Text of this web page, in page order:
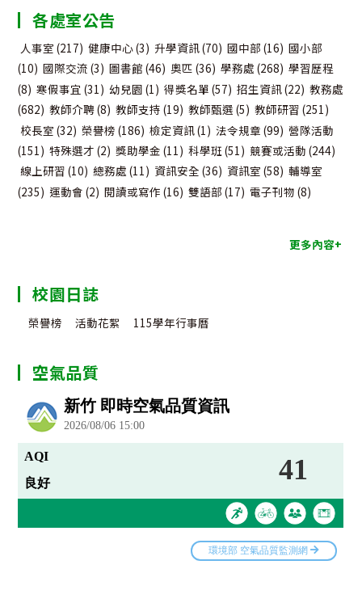
類
各處室公告
人事室 (217) 健康中心(3) 升學資訊(70) 國中部 (16) 國小部
(10) 國際交流 (3) 圖書館 (46) 奧匹 (36) 學務處 (268) 學習歷程
(8) 寒假事宜 (31) 幼兒園 (1) 得獎名單 (57) 招生資訊(22) 教務處
(682) 教師介聘(8) 教師支持 (19) 教師甄選 (5) 教師研習 (251)
校長室 (32) 榮譽榜 (186) 檢定資訊(1) 法令規章 (99) 營隊活動
(151) 特殊選才 (2) 獎助學金 (11) 科學班(51) 競賽或活動 (244)
線上研習 (10) 總務處 (11) 資訊安全 (36) 資訊室 (58) 輔導室
(235) 運動會 (2) 閱讀或寫作 (16) 雙語部 (17) 電子刊物 (8)
更多內容+
校園日誌
榮譽榜 活動花絮 115學年行事曆
空氣品質